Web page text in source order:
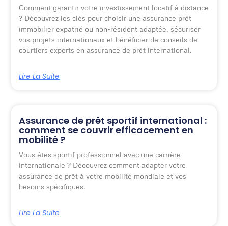
Comment garantir votre investissement locatif à distance
? Découvrez les clés pour choisir une assurance prêt
immobilier expatrié ou non-résident adaptée, sécuriser
vos projets internationaux et bénéficier de conseils de
courtiers experts en assurance de prêt international.
Lire La Suite
Assurance de prêt sportif international :
comment se couvrir efficacement en
mobilité ?
Vous êtes sportif professionnel avec une carrière
internationale ? Découvrez comment adapter votre
assurance de prêt à votre mobilité mondiale et vos
besoins spécifiques.
Lire La Suite